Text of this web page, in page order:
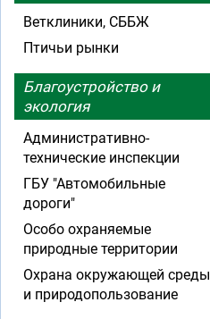
Ветклиники, СББЖ
Птичьи рынки
Благоустройство и
экология
Административно-
технические инспекции
ГБУ "Автомобильные
дороги"
Особо охраняемые
природные территории
Охрана окружающей среды
и природопользование